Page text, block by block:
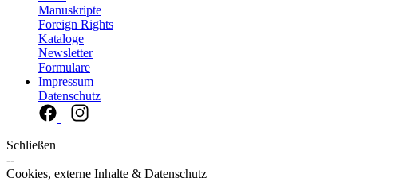
Manuskripte
Foreign Rights
Kataloge
Newsletter
Formulare
Impressum
Datenschutz
Schließen
--
Cookies, externe Inhalte & Datenschutz